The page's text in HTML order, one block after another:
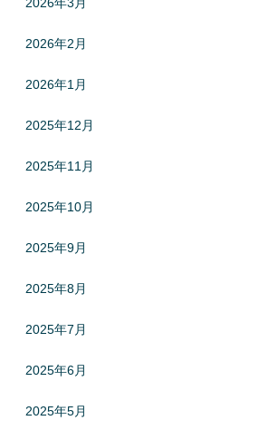
2026年2月
2026年1月
2025年12月
2025年11月
2025年10月
2025年9月
2025年8月
2025年7月
2025年6月
2025年5月